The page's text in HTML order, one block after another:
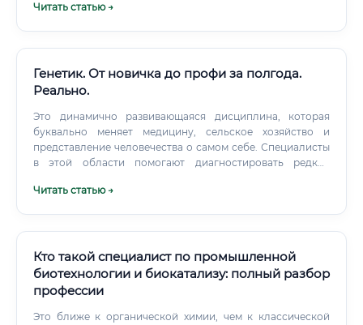
Читать статью →
Генетик. От новичка до профи за полгода.
Реально.
Это динамично развивающаяся дисциплина, которая
буквально меняет медицину, сельское хозяйство и
представление человечества о самом себе. Специалисты
в этой области помогают диагностировать редкие
персонализированные методы лечения рака, создают
Читать статью →
Кто такой специалист по промышленной
биотехнологии и биокатализу: полный разбор
профессии
Это ближе к органической химии, чем к классической